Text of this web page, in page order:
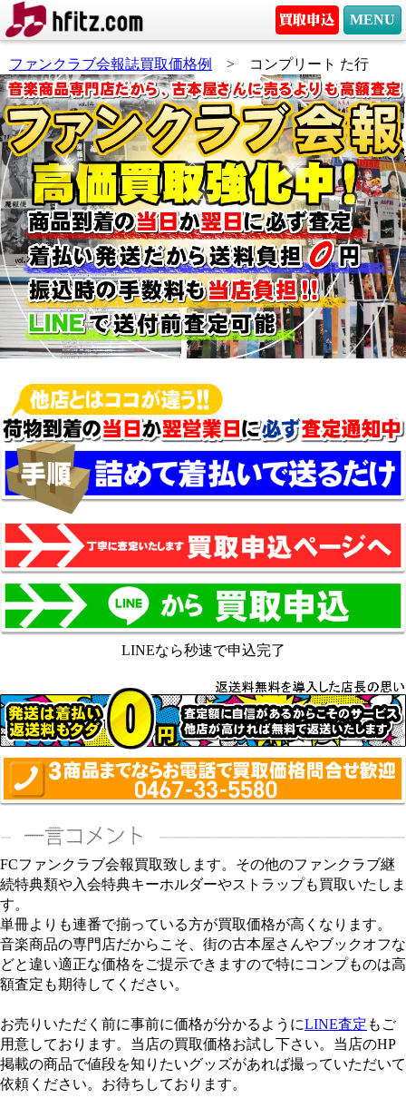
MENU
ファンクラブ会報誌買取価格例 > コンプリート た行
LINEなら秒速で申込完了
FCファンクラブ会報買取致します。その他のファンクラブ継
続特典類や入会特典キーホルダーやストラップも買取いたしま
す。
単冊よりも連番で揃っている方が買取価格が高くなります。
音楽商品の専門店だからこそ、街の古本屋さんやブックオフな
どと違い適正な価格をご提示できますので特にコンプものは高
額査定も期待してください。
お売りいただく前に事前に価格が分かるようにLINE査定 もご
用意しております。当店の買取価格お試し下さい。当店のHP
掲載の商品で値段を知りたいグッズがあれば撮っていただいて
依頼ください。お待ちしております。